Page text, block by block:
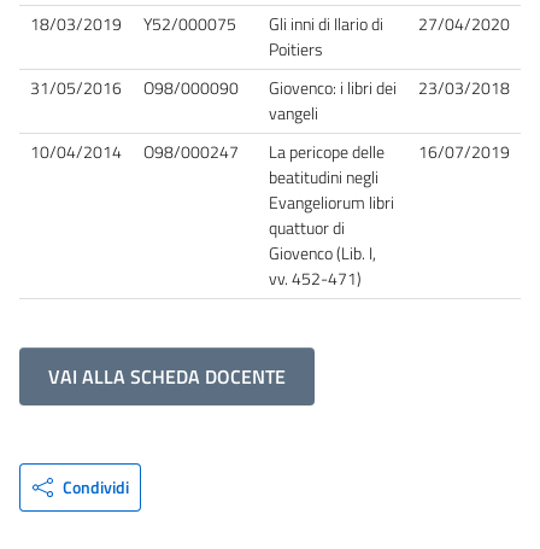
18/03/2019 Y52/000075
Gli inni di Ilario di
Poitiers
27/04/2020
31/05/2016 O98/000090
Giovenco: i libri dei
vangeli
23/03/2018
10/04/2014 O98/000247
La pericope delle
beatitudini negli
Evangeliorum libri
quattuor di
Giovenco (Lib. I,
vv. 452-471)
16/07/2019
VAI ALLA SCHEDA DOCENTE
Condividi